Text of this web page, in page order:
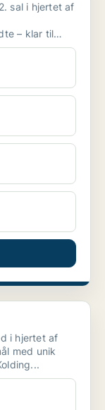
sal i hjertet af
– klar til
i hjertet af